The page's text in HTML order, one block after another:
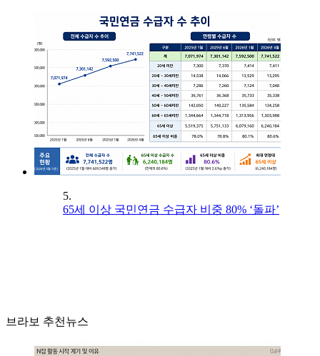
5.
65세 이상 국민연금 수급자 비중 80% ‘돌파’
브라보 추천뉴스